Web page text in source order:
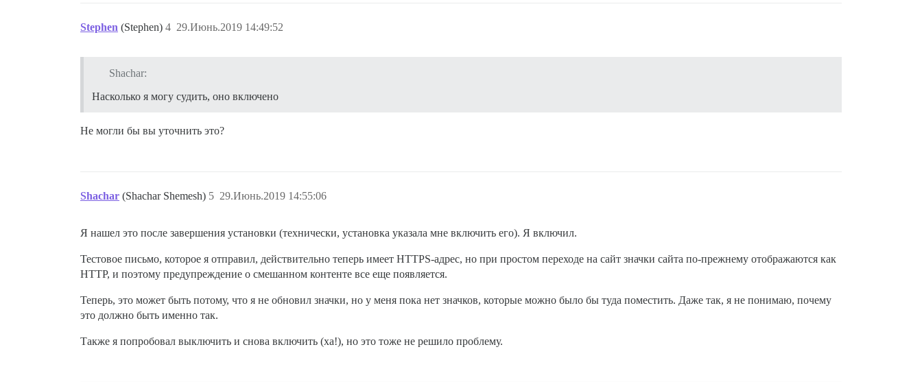
Stephen (Stephen) 29.Июнь.2019 14:49:52
4
Shachar:
Насколько я могу судить, оно включено
Не могли бы вы уточнить это?
Shachar (Shachar Shemesh) 29.Июнь.2019 14:55:06
5
Я нашел это после завершения установки (технически, установка указала мне включить его). Я включил.
Тестовое письмо, которое я отправил, действительно теперь имеет HTTPS-адрес, но при простом переходе на сайт значки сайта по-прежнему отображаются как
HTTP, и поэтому предупреждение о смешанном контенте все еще появляется.
Теперь, это может быть потому, что я не обновил значки, но у меня пока нет значков, которые можно было бы туда поместить. Даже так, я не понимаю, почему
это должно быть именно так.
Также я попробовал выключить и снова включить (ха!), но это тоже не решило проблему.